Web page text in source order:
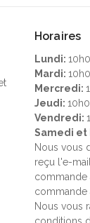
Horaires
Lundi:
Mardi:
Mercredi:
Jeudi:
Vendredi:
Samedi et
Nous vous
reçu l'e-
commande
commande
Nous vous